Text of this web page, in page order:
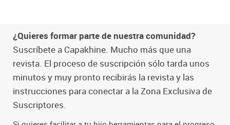
¿Quieres formar parte de nuestra comunidad?
Suscríbete a Capakhine. Mucho más que una
revista. El proceso de suscripción sólo tarda unos
minutos y muy pronto recibirás la revista y las
instrucciones para conectar a la Zona Exclusiva de
Suscriptores.